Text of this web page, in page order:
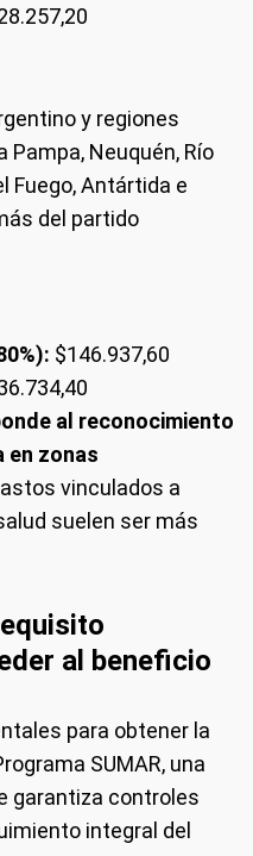
y regiones
Neuquén, Río
Fuego, Antártida e
del partido
$146.937,60
al reconocimiento
en zonas
vinculados a
suelen ser más
al beneficio
para obtener la
SUMAR, una
garantiza controles
integral del